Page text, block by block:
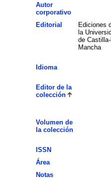
Autor
corporativo
Editorial
Ediciones
la
de
Mancha
Idioma
Editor de la
colección
Volumen de
la colección
ISSN
Área
Notas